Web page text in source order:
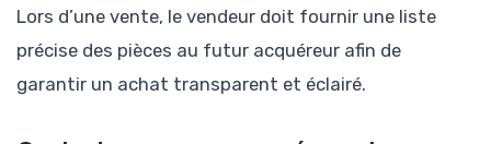
Lors d’une vente, le vendeur doit fournir une liste
précise des pièces au futur acquéreur afin de
garantir un achat transparent et éclairé.